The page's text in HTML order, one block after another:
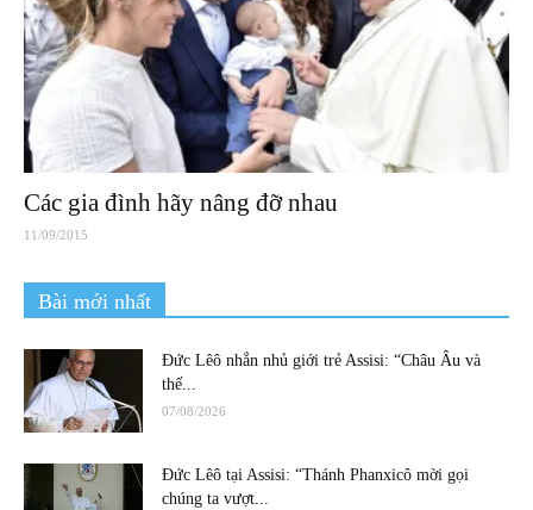
Các gia đình hãy nâng đỡ nhau
11/09/2015
Bài mới nhất
Đức Lêô nhắn nhủ giới trẻ Assisi: “Châu Âu và
thế...
07/08/2026
Đức Lêô tại Assisi: “Thánh Phanxicô mời gọi
chúng ta vượt...